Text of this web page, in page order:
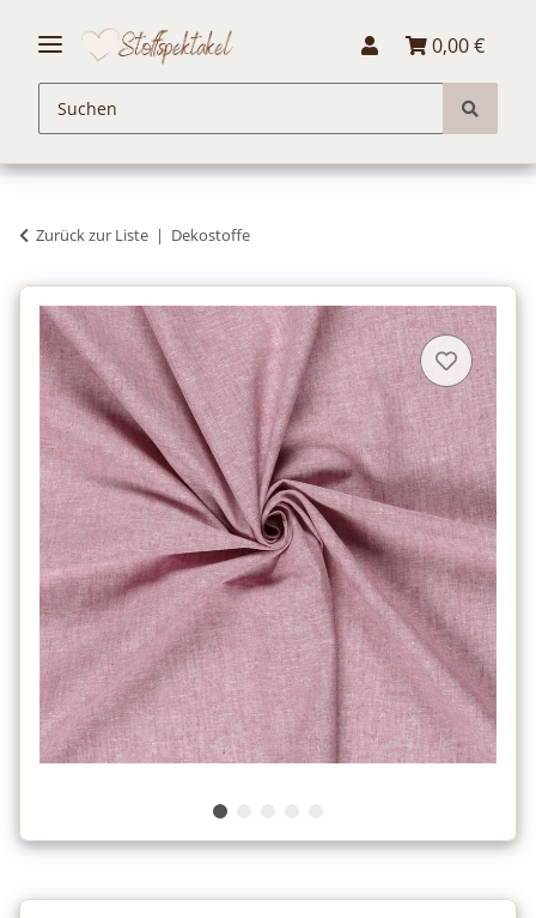
0,00 €
Zurück zur Liste Dekostoffe